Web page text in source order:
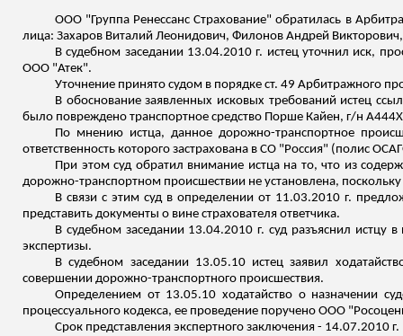
ООО "Группа Ренессанс Страхование" обратилась в
лица: Захаров Виталий Леонидович, Филонов Андрей
В судебном заседании 13.04.2010 г. истец уточнил иск,
ООО "Атек".
Уточнение принято судом в порядке ст. 49 Арбитражного
В обоснование заявленных исковых требований истец
было повреждено транспортное средство Порше Кайен, г/н
По мнению истца, данное дорожно-транспортное
ответственность которого застрахована в СО "Россия" (полис
При этом суд обратил внимание истца на то, что из
дорожно-транспортном происшествии не установлена,
В связи с этим суд в определении от 11.03.2010 г.
представить документы о вине страхователя ответчика.
В судебном заседании 13.04.2010 г. суд разъяснил истцу
экспертизы.
В судебном заседании 13.05.10 истец заявил
совершении дорожно-транспортного происшествия.
Определением от 13.05.10 ходатайство о назначении
процессуального кодекса, ее проведение поручено ООО "
Срок представления экспертного заключения - 14.07.2010 г.